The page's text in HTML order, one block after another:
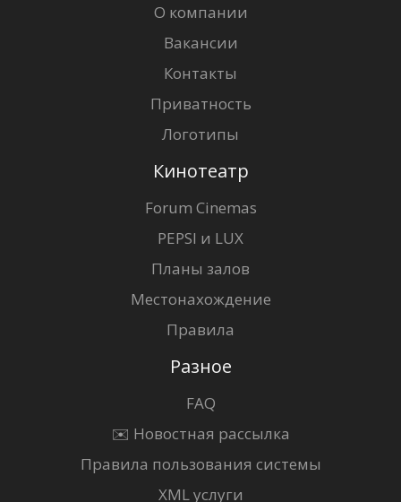
О компании
Вакансии
Контакты
Приватность
Логотипы
Кинотеатр
Forum Cinemas
PEPSI и LUX
Планы залов
Местонахождение
Правила
Разное
FAQ
✉️ Новостная рассылка
Правила пользования системы
XML услуги